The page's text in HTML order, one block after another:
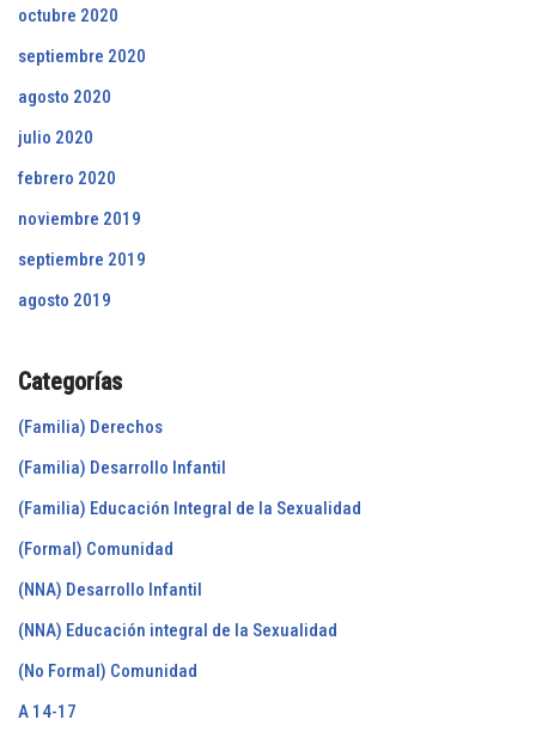
octubre 2020
septiembre 2020
agosto 2020
julio 2020
febrero 2020
noviembre 2019
septiembre 2019
agosto 2019
Categorías
(Familia) Derechos
(Familia) Desarrollo Infantil
(Familia) Educación Integral de la Sexualidad
(Formal) Comunidad
(NNA) Desarrollo Infantil
(NNA) Educación integral de la Sexualidad
(No Formal) Comunidad
A 14-17